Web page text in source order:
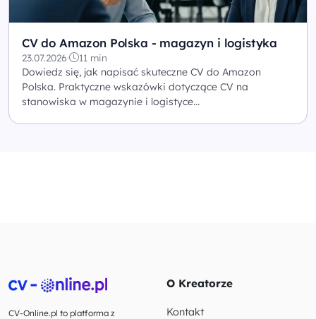
CV do Amazon Polska - magazyn i logistyka
23.07.2026· 11 min
Dowiedz się, jak napisać skuteczne CV do Amazon
Polska. Praktyczne wskazówki dotyczące CV na
stanowiska w magazynie i logistyce...
CV-Online.pl to platforma z
O Kreatorze
Kontakt